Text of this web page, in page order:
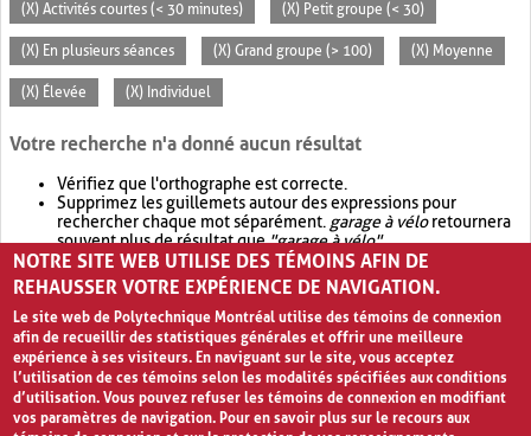
(X) Activités courtes (< 30 minutes) (X) Petit groupe (< 30)
(X) En plusieurs séances (X) Grand groupe (> 100) (X) Moyenne
(X) Élevée (X) Individuel
Votre recherche n'a donné aucun résultat
Vérifiez que l'orthographe est correcte.
Supprimez les guillemets autour des expressions pour
rechercher chaque mot séparément. garage à véloretournera
souvent plus de résultat que"garage à vélo".
Envisagez d'élargir votre recherche avec OR.garage OR vélo
retournera souvent plus de résultat quegarage à vélo
NOTRE SITE WEB UTILISE DES TÉMOINS AFIN DE
REHAUSSER VOTRE EXPÉRIENCE DE NAVIGATION.
Le site web de Polytechnique Montréal utilise des témoins de connexion
afin de recueillir des statistiques générales et offrir une meilleure
expérience à ses visiteurs. En naviguant sur le site, vous acceptez
l’utilisation de ces témoins selon les modalités spécifiées aux conditions
d’utilisation. Vous pouvez refuser les témoins de connexion en modifiant
vos paramètres de navigation. Pour en savoir plus sur le recours aux